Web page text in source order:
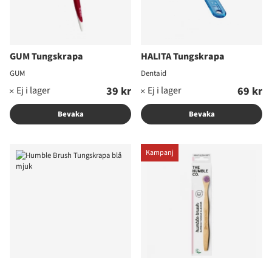
GUM Tungskrapa
GUM
39 kr
Bevaka
HALITA Tungskrapa
Dentaid
69 kr
Bevaka
Kampanj